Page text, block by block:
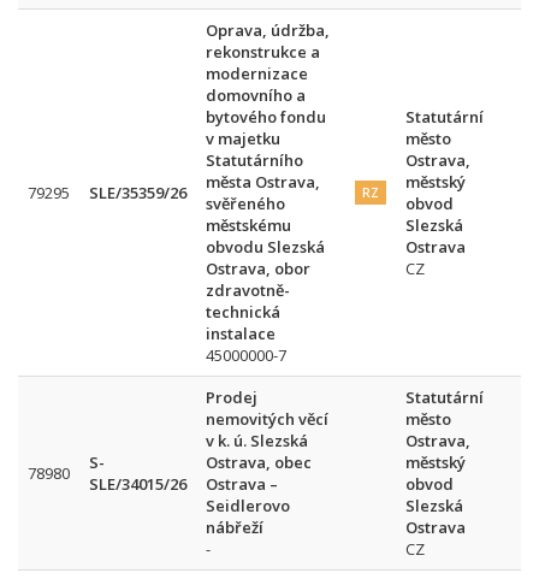
79295 SLE/35359/26
Oprava, údržba,
rekonstrukce a
modernizace
domovního a
bytového fondu
v majetku
Statutárního
města Ostrava,
svěřeného
městskému
obvodu Slezská
Ostrava, obor
zdravotně-
technická
instalace
45000000-7
RZ
Statutární
město
Ostrava,
městský
obvod
Slezská
Ostrava
CZ
78980
S-
SLE/34015/26
Prodej
nemovitých věcí
v k. ú. Slezská
Ostrava, obec
Ostrava –
Seidlerovo
nábřeží
-
Statutární
město
Ostrava,
městský
obvod
Slezská
Ostrava
CZ